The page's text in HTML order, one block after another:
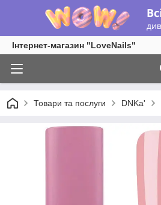
Інтернет-магазин "LoveNails"
Товари та послуги DNKa'